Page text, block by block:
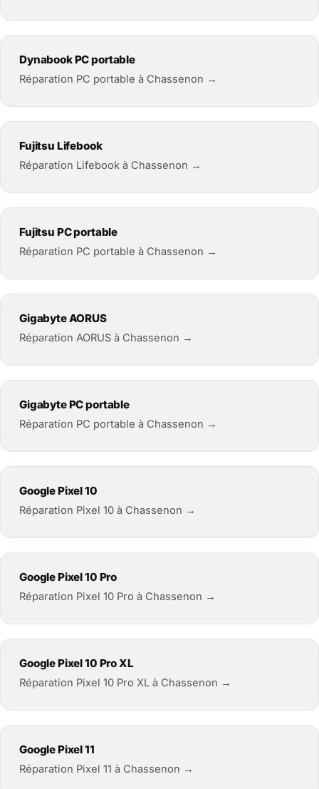
Dynabook PC portable
Réparation PC portable à Chassenon →
Fujitsu Lifebook
Réparation Lifebook à Chassenon →
Fujitsu PC portable
Réparation PC portable à Chassenon →
Gigabyte AORUS
Réparation AORUS à Chassenon →
Gigabyte PC portable
Réparation PC portable à Chassenon →
Google Pixel 10
Réparation Pixel 10 à Chassenon →
Google Pixel 10 Pro
Réparation Pixel 10 Pro à Chassenon →
Google Pixel 10 Pro XL
Réparation Pixel 10 Pro XL à Chassenon →
Google Pixel 11
Réparation Pixel 11 à Chassenon →